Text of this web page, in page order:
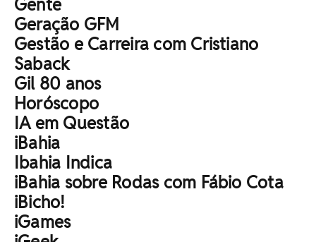
Gente
Geração GFM
Gestão e Carreira com Cristiano
Saback
Gil 80 anos
Horóscopo
IA em Questão
iBahia
Ibahia Indica
iBahia sobre Rodas com Fábio Cota
iBicho!
iGames